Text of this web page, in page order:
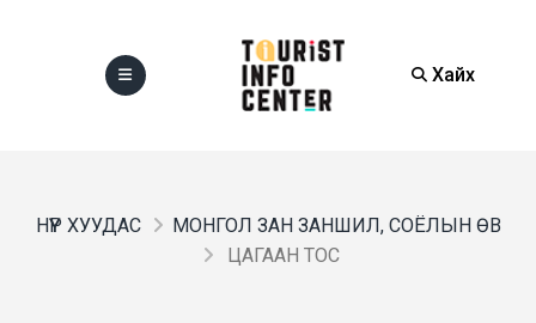
Хайх
НҮҮР ХУУДАС
МОНГОЛ ЗАН ЗАНШИЛ, СОЁЛЫН ӨВ
ЦАГААН ТОС